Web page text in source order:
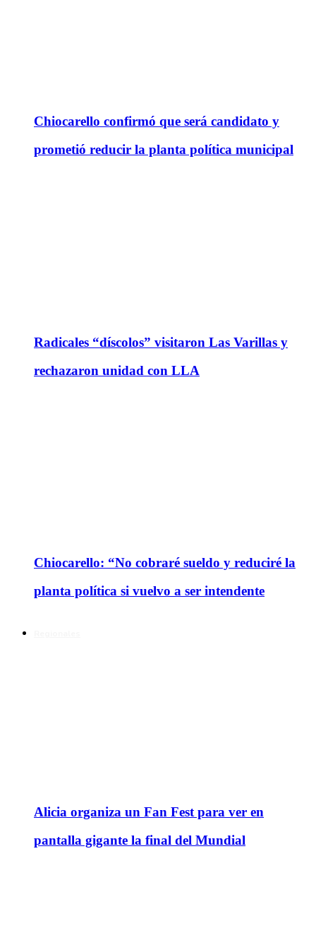
Chiocarello confirmó que será candidato y
prometió reducir la planta política municipal
Radicales “díscolos” visitaron Las Varillas y
rechazaron unidad con LLA
Chiocarello: “No cobraré sueldo y reduciré la
planta política si vuelvo a ser intendente
Alicia organiza un Fan Fest para ver en
pantalla gigante la final del Mundial